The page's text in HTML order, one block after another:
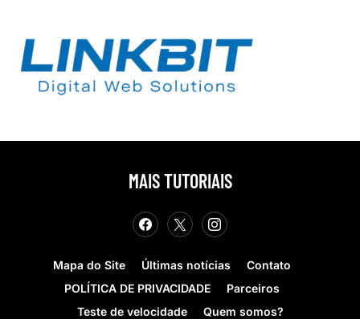
MAIS TUTORIAIS
Mapa do Site Últimas notícias
Contato
POLÍTICA DE PRIVACIDADE
Parceiros
Teste de velocidade
Quem somos?